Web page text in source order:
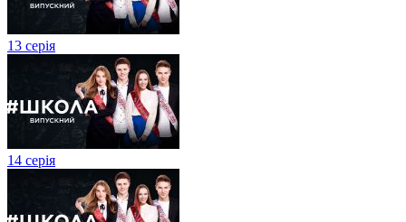
13 серія
14 серія